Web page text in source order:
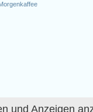
und Anzeigen